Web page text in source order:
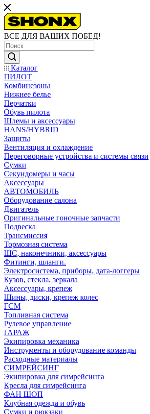
ВСЕ ДЛЯ ВАШИХ ПОБЕД!
Каталог
ПИЛОТ
Комбинезоны
Нижнее белье
Перчатки
Обувь пилота
Шлемы и аксессуары
HANS/HYBRID
Защиты
Вентиляция и охлаждение
Переговорные устройства и системы связи
Сумки
Секундомеры и часы
Аксессуары
АВТОМОБИЛЬ
Оборудование салона
Двигатель
Оригинальные гоночные запчасти
Подвеска
Трансмиссия
Тормозная система
ШС, наконечники, аксессуары
Фитинги, шланги.
Электросистема, приборы, дата-логгеры
Кузов, стекла, зеркала
Аксессуары, крепеж
Шины, диски, крепеж колес
ГСМ
Топливная система
Рулевое управление
ГАРАЖ
Экипировка механика
Инструменты и оборудование команды
Расходные материалы
СИМРЕЙСИНГ
Экипировка для симрейсинга
Кресла для симрейсинга
ФАН ШОП
Клубная одежда и обувь
Сумки и рюкзаки